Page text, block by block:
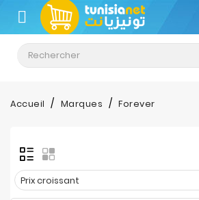
CATÉGORIE
Climatisation
Informatique
&
Tablette
Impression
Accueil Marques Forever
Prix croissant